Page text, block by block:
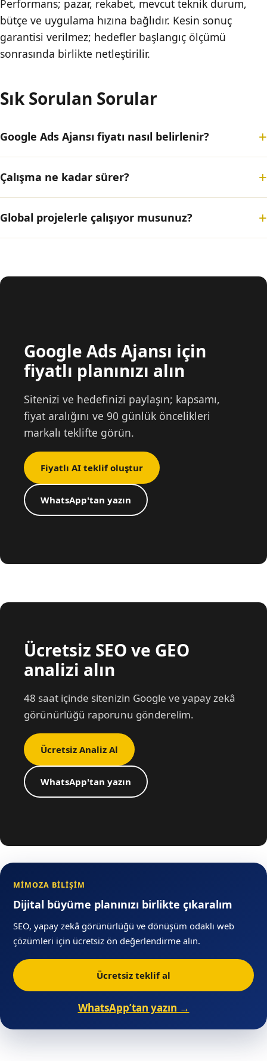
Performans; pazar, rekabet, mevcut teknik durum,
bütçe ve uygulama hızına bağlıdır. Kesin sonuç
garantisi verilmez; hedefler başlangıç ölçümü
sonrasında birlikte netleştirilir.
Sık Sorulan Sorular
Google Ads Ajansı fiyatı nasıl belirlenir?
Çalışma ne kadar sürer?
Global projelerle çalışıyor musunuz?
Google Ads Ajansı için
fiyatlı planınızı alın
Sitenizi ve hedefinizi paylaşın; kapsamı,
fiyat aralığını ve 90 günlük öncelikleri
markalı teklifte görün.
Fiyatlı AI teklif oluştur
WhatsApp'tan yazın
Ücretsiz SEO ve GEO
analizi alın
48 saat içinde sitenizin Google ve yapay zekâ
görünürlüğü raporunu gönderelim.
Ücretsiz Analiz Al
WhatsApp'tan yazın
MIMOZA BILIŞIM
Dijital büyüme planınızı birlikte çıkaralım
SEO, yapay zekâ görünürlüğü ve dönüşüm odaklı web
çözümleri için ücretsiz ön değerlendirme alın.
Ücretsiz teklif al
WhatsApp’tan yazın →